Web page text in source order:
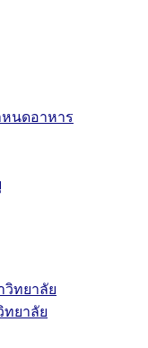
นดอาหาร
ทยาลัย
ยาลัย